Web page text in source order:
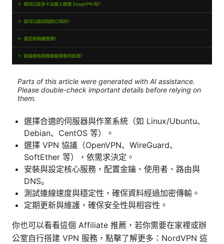
Parts of this article were generated with AI assistance.
Please double-check important details before relying on
them.
選擇合適的伺服器與作業系統（如 Linux/Ubuntu、
Debian、CentOS 等）。
選擇 VPN 協議（OpenVPN、WireGuard、
SoftEther 等），依需求決定。
安裝與設定核心服務，配置金鑰、使用者、路由與
DNS。
測試連線速度與穩定性，確保資料經過加密傳輸。
定期更新與維護，確保安全性與相容性。
你也可以看看這個 Affiliate 推薦，若你需要在家裡或辦
公室自行搭建 VPN 服務，點擊了解更多：NordVPN 這